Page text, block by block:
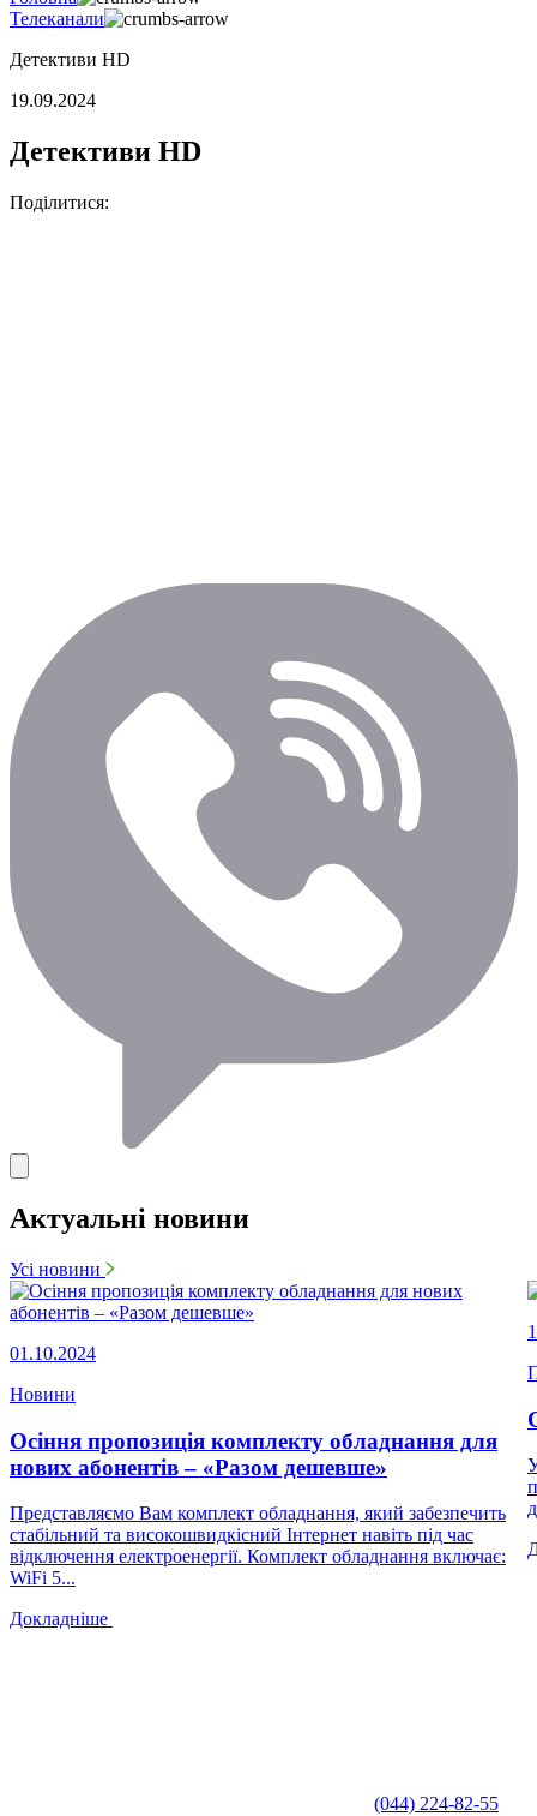
Телеканали
Детективи HD
19.09.2024
Детективи HD
Поділитися:
Актуальні новини
Усі новини
01.10.2024
Новини
Осіння пропозиція комплекту обладнання для
нових абонентів – «Разом дешевше»
Представляємо Вам комплект обладнання, який забезпечить
стабільний та високошвидкісний Інтернет навіть під час
відключення електроенергії. Комплект обладнання включає:
WiFi 5...
Докладніше
(044) 224-82-55